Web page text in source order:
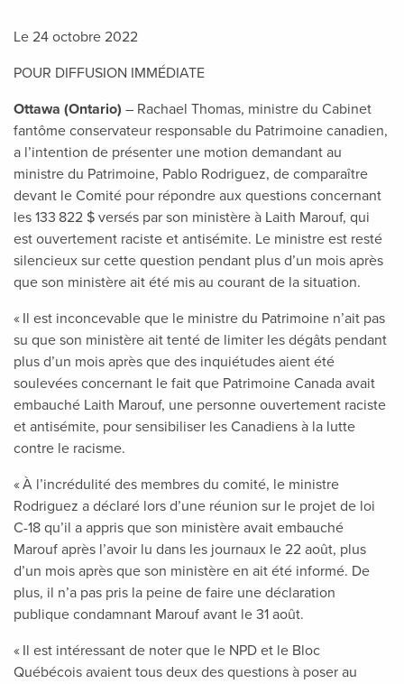
Le 24 octobre 2022
POUR DIFFUSION IMMÉDIATE
Ottawa (Ontario) – Rachael Thomas, ministre du Cabinet
fantôme conservateur responsable du Patrimoine canadien,
a l’intention de présenter une motion demandant au
ministre du Patrimoine, Pablo Rodriguez, de comparaître
devant le Comité pour répondre aux questions concernant
les 133 822 $ versés par son ministère à Laith Marouf, qui
est ouvertement raciste et antisémite. Le ministre est resté
silencieux sur cette question pendant plus d’un mois après
que son ministère ait été mis au courant de la situation.
« Il est inconcevable que le ministre du Patrimoine n’ait pas
su que son ministère ait tenté de limiter les dégâts pendant
plus d’un mois après que des inquiétudes aient été
soulevées concernant le fait que Patrimoine Canada avait
embauché Laith Marouf, une personne ouvertement raciste
et antisémite, pour sensibiliser les Canadiens à la lutte
contre le racisme.
« À l’incrédulité des membres du comité, le ministre
Rodriguez a déclaré lors d’une réunion sur le projet de loi
C-18 qu’il a appris que son ministère avait embauché
Marouf après l’avoir lu dans les journaux le 22 août, plus
d’un mois après que son ministère en ait été informé. De
plus, il n’a pas pris la peine de faire une déclaration
publique condamnant Marouf avant le 31 août.
« Il est intéressant de noter que le NPD et le Bloc
Québécois avaient tous deux des questions à poser au